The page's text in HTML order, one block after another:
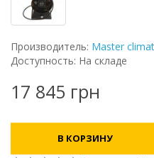
Производитель: Master
Доступность: На складе
17 845 грн
В КОРЗИНУ